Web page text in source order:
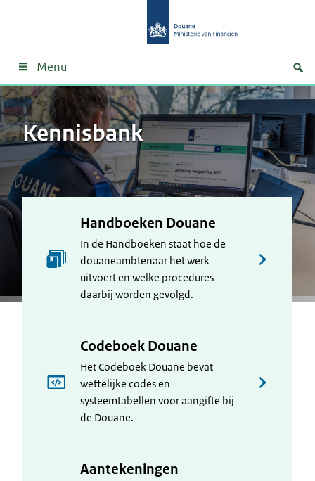
Menu
Kennisbank
Handboeken Douane
In de Handboeken staat hoe de
douaneambtenaar het werk
uitvoert en welke procedures
daarbij worden gevolgd.
Codeboek Douane
Het Codeboek Douane bevat
wettelijke codes en
systeemtabellen voor aangifte bij
de Douane.
Aantekeningen